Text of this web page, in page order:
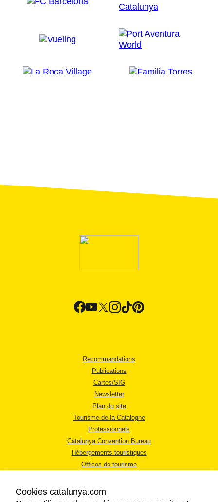
Recommandations
Publications
Cartes/SIG
Newsletter
Plan du site
Tourisme de la Catalogne
Professionnels
Catalunya Convention Bureau
Hébergements touristiques
Offices de tourisme
Cookies catalunya.com